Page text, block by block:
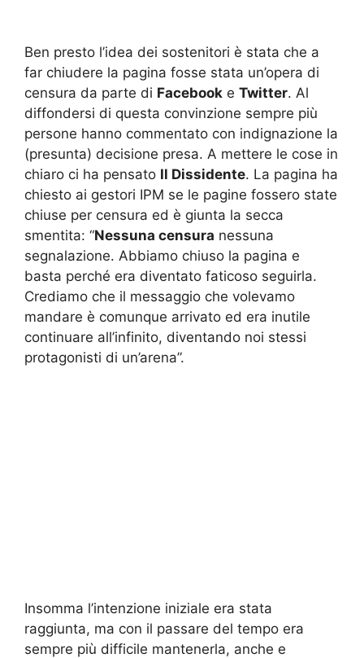
Ben presto l’idea dei sostenitori è stata che a
far chiudere la pagina fosse stata un’opera di
censura da parte di Facebook e Twitter. Al
diffondersi di questa convinzione sempre più
persone hanno commentato con indignazione la
(presunta) decisione presa. A mettere le cose in
chiaro ci ha pensato Il Dissidente. La pagina ha
chiesto ai gestori IPM se le pagine fossero state
chiuse per censura ed è giunta la secca
smentita: “Nessuna censura nessuna
segnalazione. Abbiamo chiuso la pagina e
basta perché era diventato faticoso seguirla.
Crediamo che il messaggio che volevamo
mandare è comunque arrivato ed era inutile
continuare all’infinito, diventando noi stessi
protagonisti di un’arena”.
Insomma l’intenzione iniziale era stata
raggiunta, ma con il passare del tempo era
sempre più difficile mantenerla, anche e